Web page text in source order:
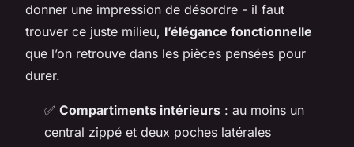
donner une impression de désordre - il faut
trouver ce juste milieu, l’élégance fonctionnelle
que l’on retrouve dans les pièces pensées pour
durer.
✅ Compartiments intérieurs : au moins un
central zippé et deux poches latérales